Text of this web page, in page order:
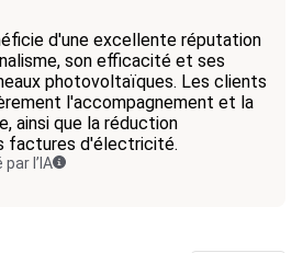
d'une excellente réputation
son efficacité et ses
photovoltaïques. Les clients
l'accompagnement et la
ainsi que la réduction
factures d'électricité.
l’IA